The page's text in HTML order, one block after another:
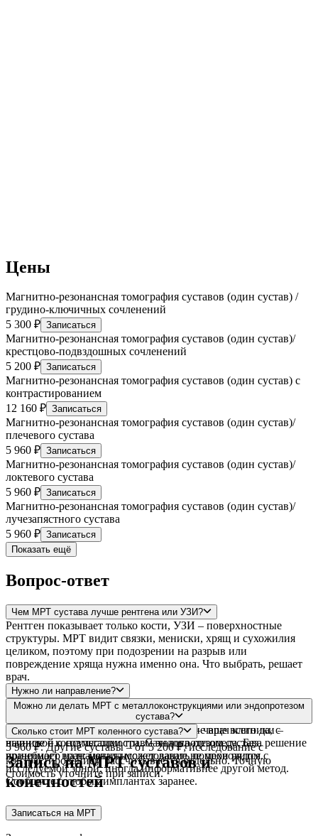
Цены
Магнитно-резонансная томография суставов (один сустав) /
грудино-ключичных сочленений
5 300 ₽ Записаться
Магнитно-резонансная томография суставов (один сустав)/
крестцово-подвздошных сочленений
5 200 ₽ Записаться
Магнитно-резонансная томография суставов (один сустав) с
контрастированием
12 160 ₽ Записаться
Магнитно-резонансная томография суставов (один сустав)/
плечевого сустава
5 960 ₽ Записаться
Магнитно-резонансная томография суставов (один сустав)/
локтевого сустава
5 960 ₽ Записаться
Магнитно-резонансная томография суставов (один сустав)/
лучезапястного сустава
5 960 ₽ Записаться
Показать ещё
Вопрос-ответ
Чем МРТ сустава лучше рентгена или УЗИ?
Рентген показывает только кости, УЗИ – поверхностные
структуры. МРТ видит связки, мениски, хрящ и сухожилия
целиком, поэтому при подозрении на разрыв или
повреждение хряща нужна именно она. Что выбрать, решает
врач.
Нужно ли направление?
МРТ проводится по назначению врача. С готовым
направлением можно записаться сразу; если его нет,
показания оценит и оформит назначение врач клиники –
начните с консультации травматолога-ортопеда. Без
врачебного назначения исследование не проводится.
Можно ли делать МРТ с металлоконструкциями или эндопротезом
сустава?
С титановыми пластинами и винтами – чаще всего да, с
выпиской о совместимости. С эндопротезом сустава решение
принимает врач: металл может давать помехи рядом с
исследуемой зоной, иногда информативнее другой метод.
Сообщите о любых имплантах заранее.
Сколько стоит МРТ коленного сустава?
5 960 ₽. Другие суставы – от 5 200 ₽; исследование с
контрастированием рассчитывается отдельно. Точную
стоимость уточните при записи.
Запись на МРТ суставов и
конечностей
Записаться на МРТ